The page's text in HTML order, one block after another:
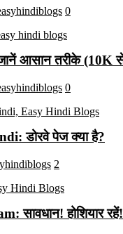
0
आसान तरीके (10K से
0
डोरवे पेज क्या है?
2
सावधान! होशियार